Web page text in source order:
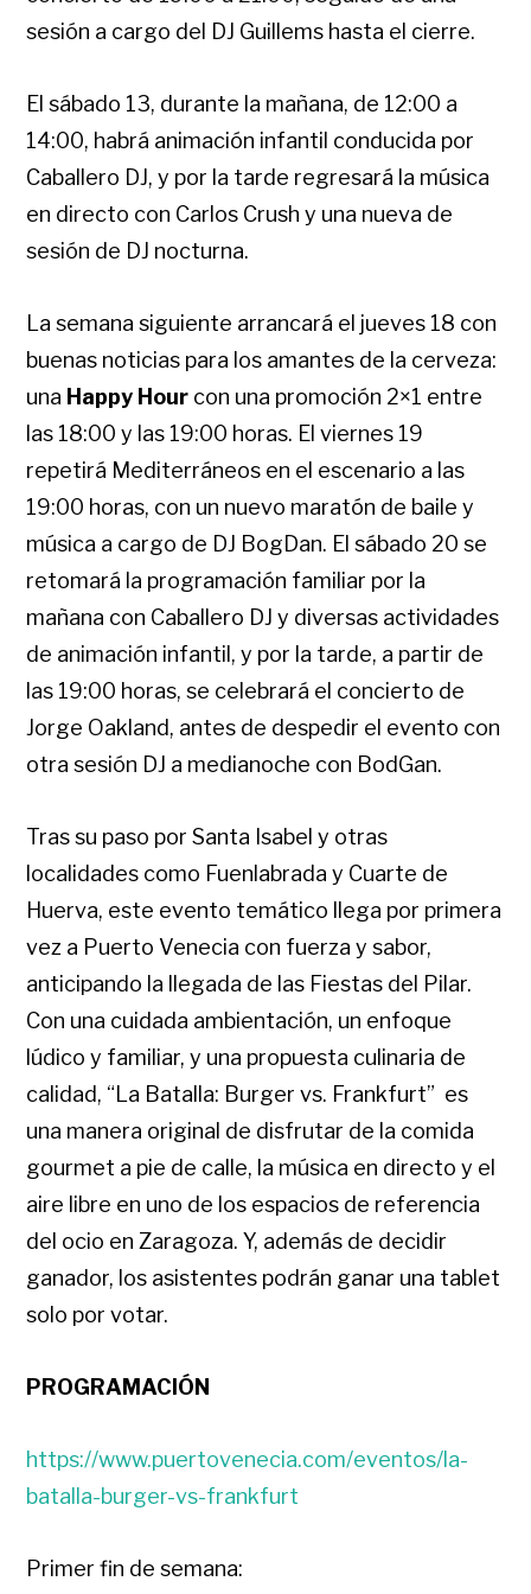
sesión a cargo del DJ Guillems hasta el cierre.
Elsábado 13, durante la mañana, de 12:00 a
14:00, habrá animación infantil conducida por
Caballero DJ, y por la tarde regresará la música
en directo con Carlos Crush y una nueva de
sesión de DJ nocturna.
La semana siguiente arrancará el jueves 18 con
buenas noticias para los amantes de la cerveza:
una Happy Hour con una promoción 2×1 entre
las 18:00 y las 19:00 horas. Elviernes 19
repetirá Mediterráneos en el escenario a las
19:00 horas, con un nuevo maratón de baile y
música a cargo de DJ BogDan. Elsábado 20 se
retomará la programación familiar por la
mañana con Caballero DJ y diversas actividades
de animación infantil, y por la tarde, a partir de
las 19:00 horas, se celebrará el concierto de
Jorge Oakland, antes de despedir el evento con
otra sesión DJ a medianoche con BodGan.
Tras su paso por Santa Isabel y otras
localidades como Fuenlabrada y Cuarte de
Huerva, este evento temático llega por primera
vez a Puerto Venecia con fuerza y sabor,
anticipando la llegada de las Fiestas del Pilar.
Con una cuidada ambientación, un enfoque
lúdico y familiar, y una propuesta culinaria de
calidad, “La Batalla: Burger vs. Frankfurt” es
una manera original de disfrutar de la comida
gourmet a pie de calle, la música en directo y el
aire libre en uno de los espacios de referencia
del ocio en Zaragoza. Y, además de decidir
ganador, los asistentes podrán ganar una tablet
solo por votar.
PROGRAMACIÓN
https://www.puertovenecia.com/eventos/la-
batalla-burger-vs-frankfurt
Primer fin de semana: